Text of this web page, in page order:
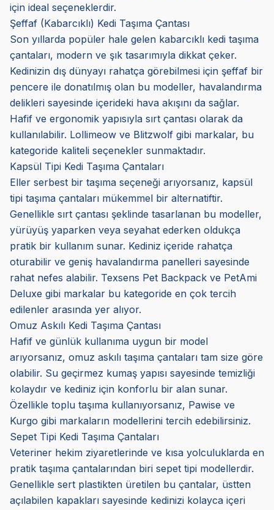
için ideal seçeneklerdir.
Şeffaf (Kabarcıklı) Kedi Taşıma Çantası
Son yıllarda popüler hale gelen kabarcıklı kedi taşıma
çantaları, modern ve şık tasarımıyla dikkat çeker.
Kedinizin dış dünyayı rahatça görebilmesi için şeffaf bir
pencere ile donatılmış olan bu modeller, havalandırma
delikleri sayesinde içerideki hava akışını da sağlar.
Hafif ve ergonomik yapısıyla sırt çantası olarak da
kullanılabilir. Lollimeow ve Blitzwolf gibi markalar, bu
kategoride kaliteli seçenekler sunmaktadır.
Kapsül Tipi Kedi Taşıma Çantaları
Eller serbest bir taşıma seçeneği arıyorsanız, kapsül
tipi taşıma çantaları mükemmel bir alternatiftir.
Genellikle sırt çantası şeklinde tasarlanan bu modeller,
yürüyüş yaparken veya seyahat ederken oldukça
pratik bir kullanım sunar. Kediniz içeride rahatça
oturabilir ve geniş havalandırma panelleri sayesinde
rahat nefes alabilir. Texsens Pet Backpack ve PetAmi
Deluxe gibi markalar bu kategoride en çok tercih
edilenler arasında yer alıyor.
Omuz Askılı Kedi Taşıma Çantası
Hafif ve günlük kullanıma uygun bir model
arıyorsanız, omuz askılı taşıma çantaları tam size göre
olabilir. Su geçirmez kumaş yapısı sayesinde temizliği
kolaydır ve kediniz için konforlu bir alan sunar.
Özellikle toplu taşıma kullanıyorsanız, Pawise ve
Kurgo gibi markaların modellerini tercih edebilirsiniz.
Sepet Tipi Kedi Taşıma Çantaları
Veteriner hekim ziyaretlerinde ve kısa yolculuklarda en
pratik taşıma çantalarından biri sepet tipi modellerdir.
Genellikle sert plastikten üretilen bu çantalar, üstten
açılabilen kapakları sayesinde kedinizi kolayca içeri